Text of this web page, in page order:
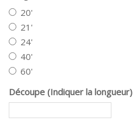
20'
21'
24'
40'
60'
Découpe (Indiquer la longueur)